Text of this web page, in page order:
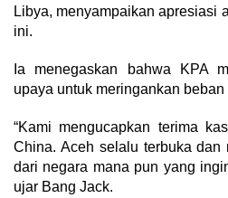
Libya, menyampaikan apresiasi
ini.
Ia menegaskan bahwa KPA
upaya untuk meringankan beban
“Kami mengucapkan terima
China. Aceh selalu terbuka dan
dari negara mana pun yang
ujar Bang Jack.